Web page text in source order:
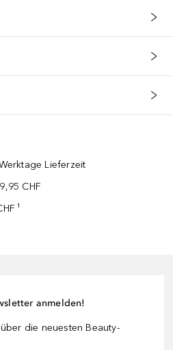
Lieferzeit
CHF
¹
anmelden!
die neuesten Beauty-